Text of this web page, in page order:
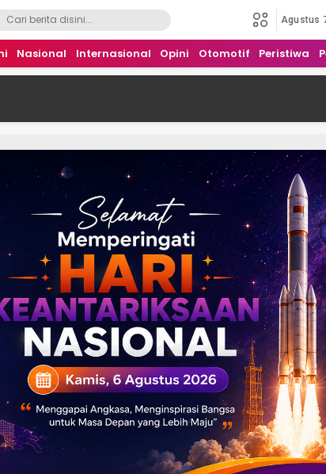
Agustus
Nasional Internasional Opini Otomotif Peristiwa